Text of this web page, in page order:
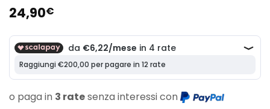
24,90€
o paga in 3 ratesenza interessi con